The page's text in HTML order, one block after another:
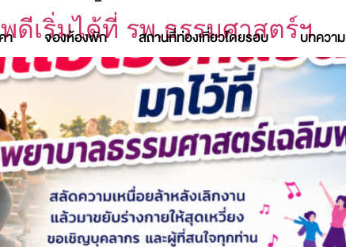
า จองห้องพัก สถานที่ท่องเที่ยวโดยรอบ บทความ
ดีเริ่มได้ที่ รพ.ธรรมศาสตร์ฯ